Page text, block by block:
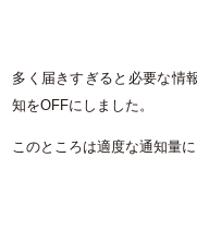
多く届きすぎると必要な情
知をOFFにしました。
このところは適度な通知量